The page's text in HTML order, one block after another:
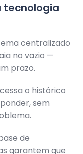
tecnologia
centralizado
no vazio —
prazo.
o histórico
sem
de
garantem que